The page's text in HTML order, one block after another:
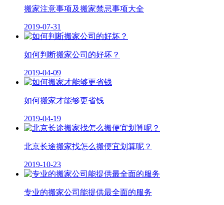
搬家注意事项及搬家禁忌事项大全
2019-07-31
如何判断搬家公司的好坏？
2019-04-09
如何搬家才能够更省钱
2019-04-19
北京长途搬家找怎么搬便宜划算呢？
2019-10-23
专业的搬家公司能提供最全面的服务